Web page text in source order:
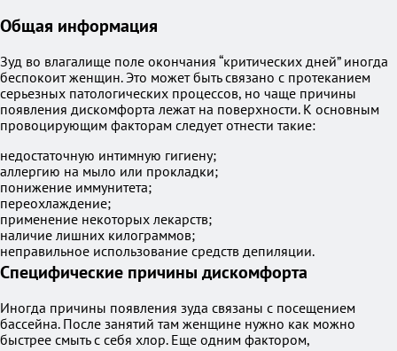
Общая информация
Зуд во влагалище поле окончания “критических дней” иногда
беспокоит женщин. Это может быть связано с протеканием
серьезных патологических процессов, но чаще причины
появления дискомфорта лежат на поверхности. К основным
провоцирующим факторам следует отнести такие:
недостаточную интимную гигиену;
аллергию на мыло или прокладки;
понижение иммунитета;
переохлаждение;
применение некоторых лекарств;
наличие лишних килограммов;
неправильное использование средств депиляции.
Специфические причины дискомфорта
Иногда причины появления зуда связаны с посещением
бассейна. После занятий там женщине нужно как можно
быстрее смыть с себя хлор. Еще одним фактором,